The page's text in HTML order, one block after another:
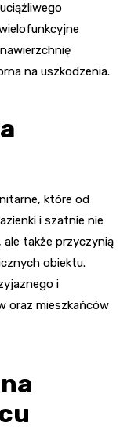
na uszkodzenia.
które od
i szatnie nie
także przyczynią
obiektu.
i
oraz mieszkańców